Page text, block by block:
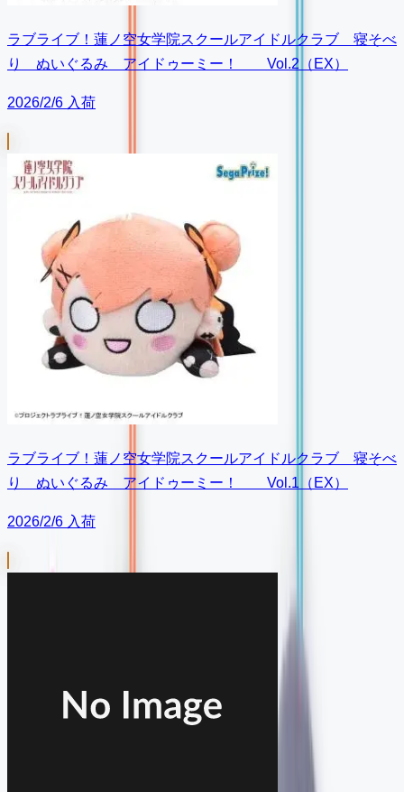
ラブライブ！蓮ノ空女学院スクールアイドルクラブ 寝そべ
り ぬいぐるみ アイドゥーミー！ Vol.2（EX）
2026/2/6 入荷
ラブライブ！蓮ノ空女学院スクールアイドルクラブ 寝そべ
り ぬいぐるみ アイドゥーミー！ Vol.1（EX）
2026/2/6 入荷